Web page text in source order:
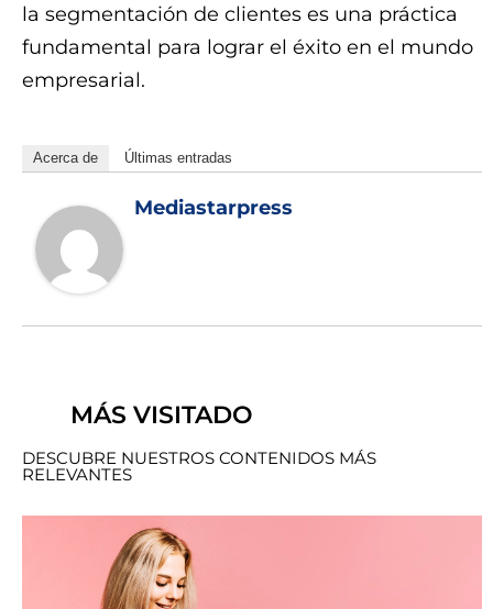
la segmentación de clientes es una práctica
fundamental para lograr el éxito en el mundo
empresarial.
Acerca de Últimas entradas
Mediastarpress
MÁS VISITADO
DESCUBRE NUESTROS CONTENIDOS MÁS
RELEVANTES